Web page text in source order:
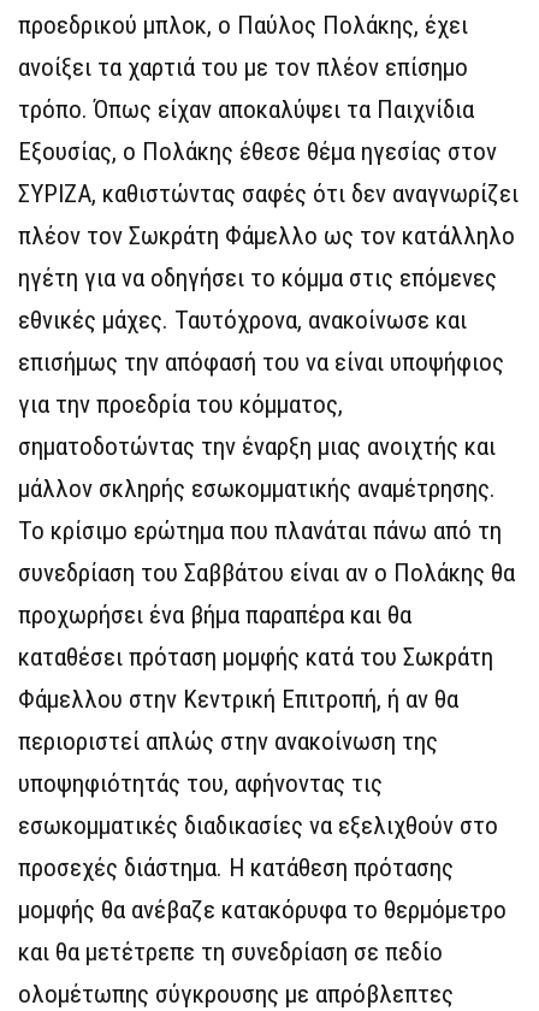
προεδρικού μπλοκ, ο Παύλος Πολάκης, έχει
ανοίξει τα χαρτιά του με τον πλέον επίσημο
τρόπο. Όπως είχαν αποκαλύψει τα Παιχνίδια
Εξουσίας, ο Πολάκης έθεσε θέμα ηγεσίας στον
ΣΥΡΙΖΑ, καθιστώντας σαφές ότι δεν αναγνωρίζει
πλέον τον Σωκράτη Φάμελλο ως τον κατάλληλο
ηγέτη για να οδηγήσει το κόμμα στις επόμενες
εθνικές μάχες. Ταυτόχρονα, ανακοίνωσε και
επισήμως την απόφασή του να είναι υποψήφιος
για την προεδρία του κόμματος,
σηματοδοτώντας την έναρξη μιας ανοιχτής και
μάλλον σκληρής εσωκομματικής αναμέτρησης.
Το κρίσιμο ερώτημα που πλανάται πάνω από τη
συνεδρίαση του Σαββάτου είναι αν ο Πολάκης θα
προχωρήσει ένα βήμα παραπέρα και θα
καταθέσει πρόταση μομφής κατά του Σωκράτη
Φάμελλου στην Κεντρική Επιτροπή, ή αν θα
περιοριστεί απλώς στην ανακοίνωση της
υποψηφιότητάς του, αφήνοντας τις
εσωκομματικές διαδικασίες να εξελιχθούν στο
προσεχές διάστημα. Η κατάθεση πρότασης
μομφής θα ανέβαζε κατακόρυφα το θερμόμετρο
και θα μετέτρεπε τη συνεδρίαση σε πεδίο
ολομέτωπης σύγκρουσης με απρόβλεπτες